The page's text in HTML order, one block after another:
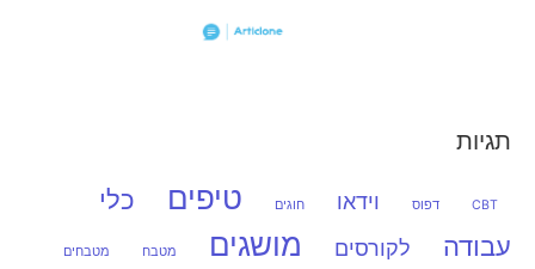
תגיות
CBT דפוס וידאו חוגים טיפים
כלי
עבודה
לקורסים מושגים מטבח מטבחים